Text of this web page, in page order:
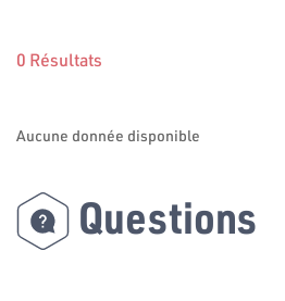
0 Résultats
Aucune donnée disponible
Questions